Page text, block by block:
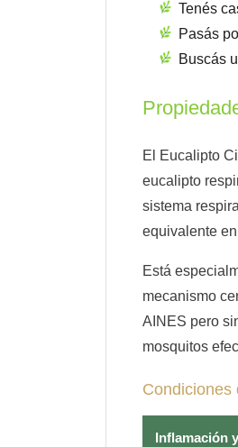
Tenés
Pasás
Buscás
El Eucalipto
eucalipto
sistema
equivalente
Está
mecanismo
AINES pero
mosquitos
Condiciones
Inflamación